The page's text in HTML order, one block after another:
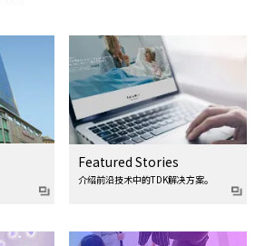
Featured Stories
介绍前沿技术中的TDK解决方案。